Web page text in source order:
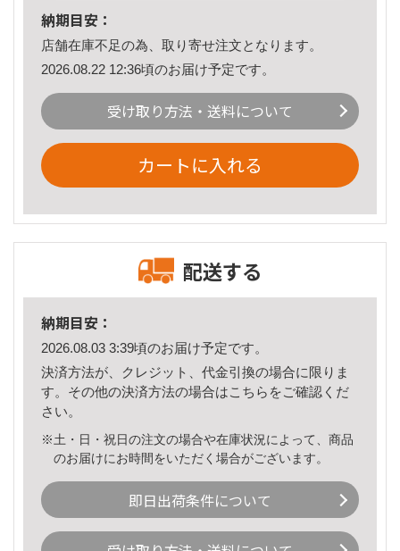
納期目安：
店舗在庫不足の為、取り寄せ注文となります。
2026.08.22 12:36頃のお届け予定です。
受け取り方法・送料について
カートに入れる
配送する
納期目安：
2026.08.03 3:39頃のお届け予定です。
決済方法が、クレジット、代金引換の場合に限りま
す。その他の決済方法の場合はこちら をご確認くだ
さい。
※土・日・祝日の注文の場合や在庫状況によって、商品
のお届けにお時間をいただく場合がございます。
即日出荷条件について